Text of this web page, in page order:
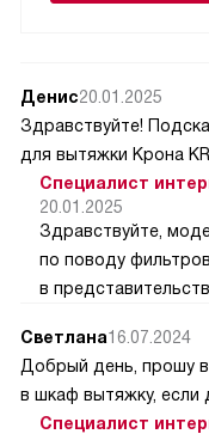
Денис20.01.2025
Здравствуйте!
для вытяжки Крона
Специалист
20.01.2025
Здравствуйте,
по поводу
в
Светлана16.07.2024
Добрый день, прошу
в шкаф вытяжку, если
Специалист